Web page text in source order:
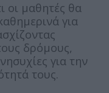
οι μαθητές θα
για
δρόμους,
για την
τους.